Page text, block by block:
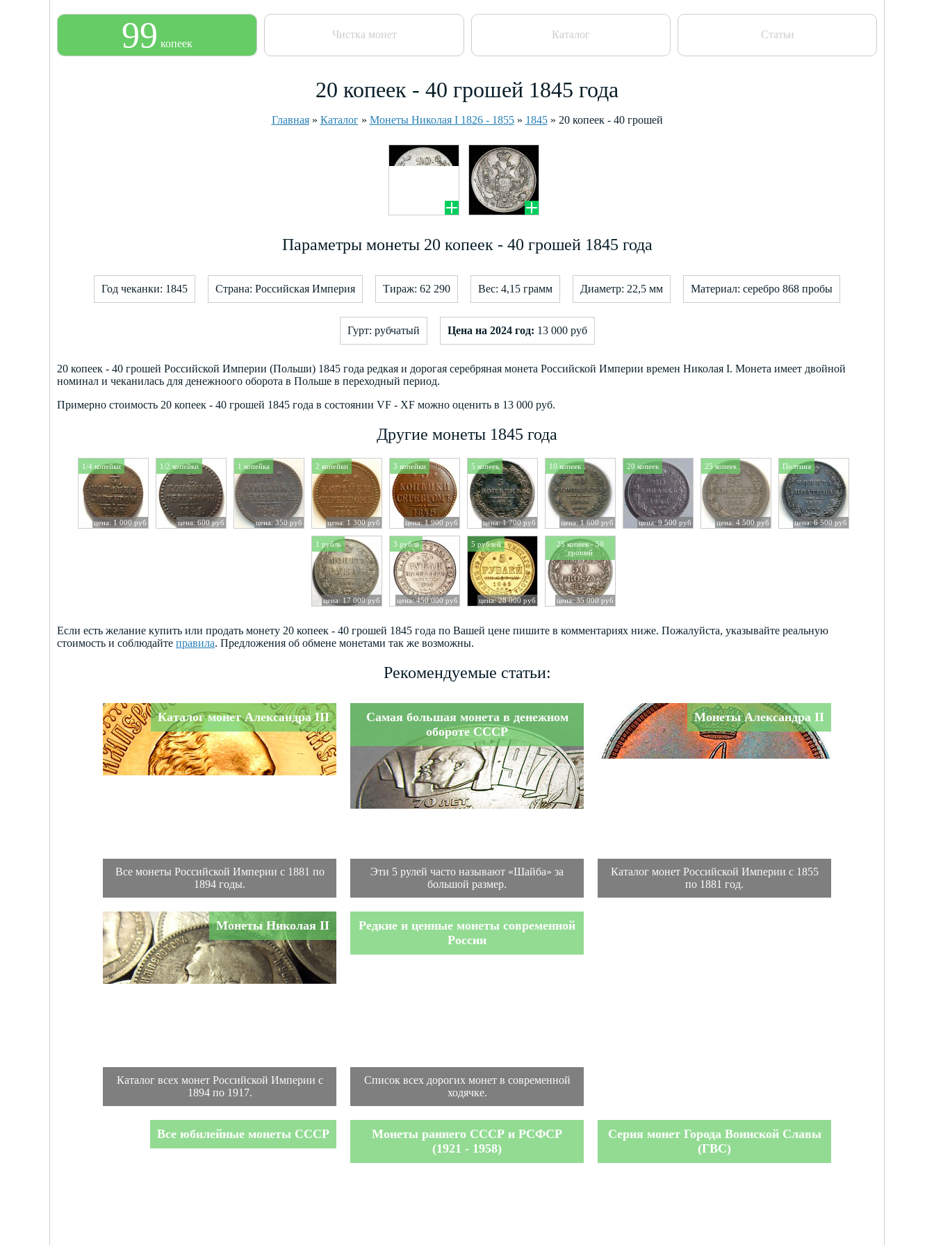
99 копеек
Чистка монет Каталог Статьи
20 копеек - 40 грошей 1845 года
Главная» Каталог» Монеты Николая I 1826 - 1855» 1845» 20 копеек - 40 грошей
Параметры монеты 20 копеек - 40 грошей 1845 года
Год чеканки: 1845 Страна: Российская Империя Тираж: 62 290 Вес: 4,15 грамм Диаметр: 22,5 мм Материал: серебро 868 пробы
Гурт: рубчатый Цена на 2024 год: 13 000 руб
20 копеек - 40 грошей Российской Империи (Польши) 1845 года редкая и дорогая серебряная монета Российской Империи времен Николая I. Монета имеет двойной
номинал и чеканилась для денежноого оборота в Польше в переходный период.
Примерно стоимость 20 копеек - 40 грошей 1845 года в состоянии VF - XF можно оценить в 13 000 руб.
Другие монеты 1845 года
1/4 копейки
цена: 1 000 руб
1/2 копейки
цена: 600 руб
1 копейка
цена: 350 руб
2 копейки
цена: 1 300 руб
3 копейки
цена: 1 900 руб
5 копеек
цена: 1 700 руб
10 копеек
цена: 1 600 руб
20 копеек
цена: 9 500 руб
25 копеек
цена: 4 500 руб
Полтина
цена: 6 500 руб
1 рубль
цена: 17 000 руб
3 рубля
цена: 450 000 руб
5 рублей
цена: 28 000 руб
25 копеек - 50
грошей
цена: 35 000 руб
Если есть желание купить или продать монету 20 копеек - 40 грошей 1845 года по Вашей цене пишите в комментариях ниже. Пожалуйста, указывайте реальную
стоимость и соблюдайте правила. Предложения об обмене монетами так же возможны.
Рекомендуемые статьи:
Каталог монет Александра III
Все монеты Российской Империи с 1881 по
1894 годы.
Самая большая монета в денежном
обороте СССР
Эти 5 рулей часто называют «Шайба» за
большой размер.
Монеты Александра II
Каталог монет Российской Империи с 1855
по 1881 год.
Монеты Николая II
Каталог всех монет Российской Империи с
1894 по 1917.
Редкие и ценные монеты современной
России
Список всех дорогих монет в современной
ходячке.
Все юбилейные монеты СССР
Монеты раннего СССР и РСФСР
(1921 - 1958)
Серия монет Города Воинской Славы
(ГВС)